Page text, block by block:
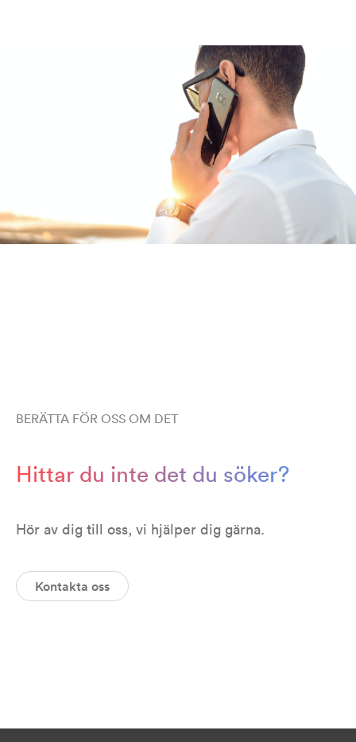
BERÄTTA FÖR OSS OM DET
Hittar du inte det du söker?
Hör av dig till oss, vi hjälper dig gärna.
Kontakta oss